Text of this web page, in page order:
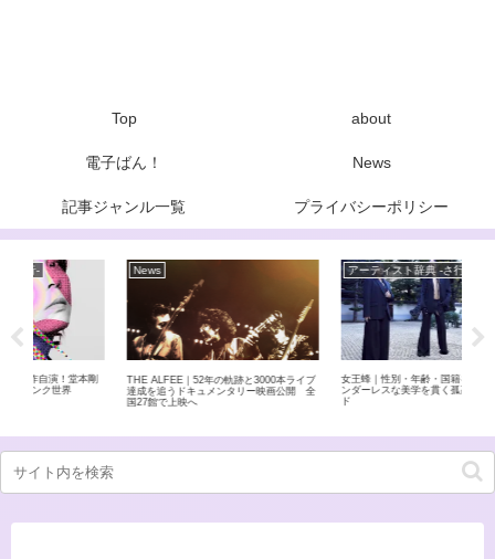
Top about
電子ばん！ News
記事ジャンル一覧 プライバシーポリシー
News
THE ALFEE｜52年の軌跡と3000本ライブ
達成を追うドキュメンタリー映画公開 全
アーティスト辞典 -さ行-
女王蜂｜性別・年齢・国籍を超越し、ジェ
ンダーレスな美学を貫く孤高のロックバン